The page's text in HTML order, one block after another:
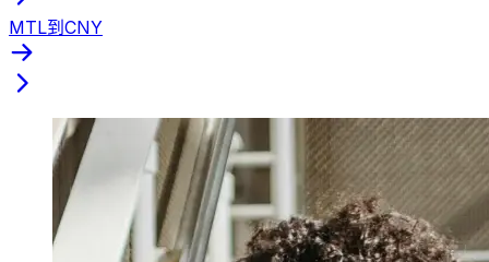
MTL到CNY